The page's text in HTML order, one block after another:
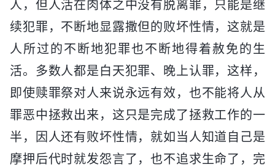
人，但人活在肉体之中没有脱离罪，只能是继
续犯罪，不断地显露撒但的败坏性情，这就是
人所过的不断地犯罪也不断地得着赦免的生
活。多数人都是白天犯罪、晚上认罪，这样，
即使赎罪祭对人来说永远有效，也不能将人从
罪恶中拯救出来，这只是完成了拯救工作的一
半，因人还有败坏性情，就如当人知道自己是
摩押后代时就发怨言了，也不追求生命了，完